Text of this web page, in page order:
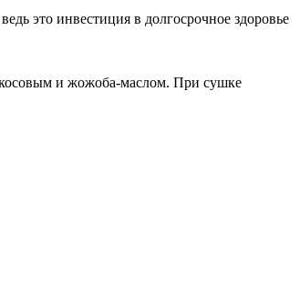
это инвестиция в долгосрочное здоровье
и жожоба‑маслом. При сушке